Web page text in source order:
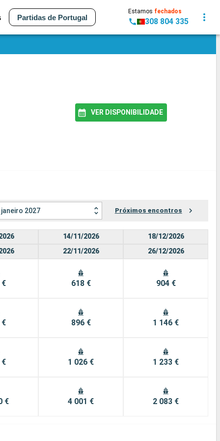
Partidas de Portugal
Estamos fechados
308 804 335
VER DISPONIBILIDADE
janeiro 2027 Próximos encontros
€
€
€
€
14/11/2026
22/11/2026
618 €
896 €
1 026 €
4 001 €
18/12/2026
26/12/2026
904 €
1 146 €
1 233 €
2 083 €